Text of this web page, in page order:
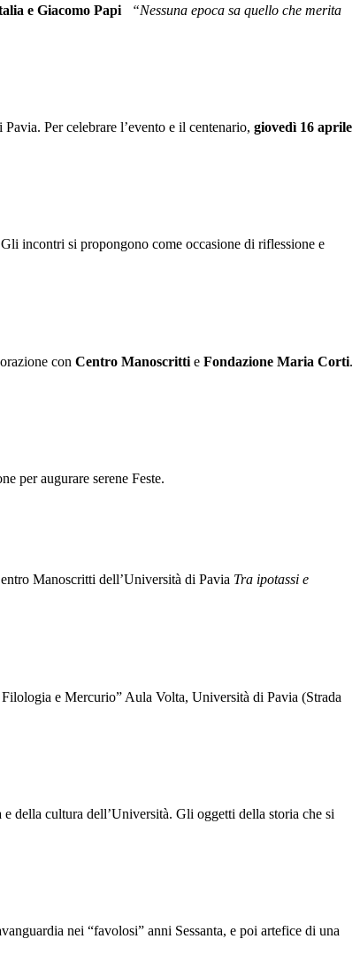
e Giacomo Papi
“Nessuna epoca sa quello che merita
Per celebrare l’evento e il centenario, giovedì 16 aprile
incontri si propongono come occasione di riflessione e
con Centro Manoscritti e Fondazione Maria Corti.
per augurare serene Feste.
Manoscritti dell’Università di Pavia Tra ipotassi e
e Mercurio” Aula Volta, Università di Pavia (Strada
della cultura dell’Università. Gli oggetti della storia che si
nei “favolosi” anni Sessanta, e poi artefice di una